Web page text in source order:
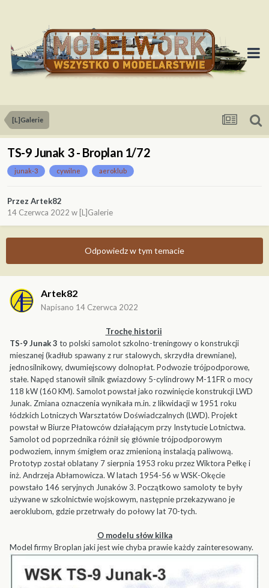
[L]Galerie
TS-9 Junak 3 - Broplan 1/72
junak-3 cywilne aeroklub
Przez Artek82
14 Czerwca 2022 w [L]Galerie
Odpowiedz w tym temacie
Artek82
Napisano 14 Czerwca 2022
Trochę historii
TS-9 Junak 3 to polski samolot szkolno-treningowy o konstrukcji
mieszanej (kadłub spawany z rur stalowych, skrzydła drewniane),
jednosilnikowy, dwumiejscowy dolnopłat. Podwozie trójpodporowe,
stałe. Napęd stanowił silnik gwiazdowy 5-cylindrowy M-11FR o mocy
118 kW (160 KM). Samolot powstał jako rozwinięcie konstrukcji LWD
Junak. Zmiana oznaczenia wynikała m.in. z likwidacji w 1951 roku
łódzkich Lotniczych Warsztatów Doświadczalnych (LWD). Projekt
powstał w Biurze Płatowców działającym przy Instytucie Lotnictwa.
Samolot od poprzednika różnił się głównie trójpodporowym
podwoziem, innym śmigłem oraz zmienioną instalacją paliwową.
Prototyp został oblatany 7 sierpnia 1953 roku przez Wiktora Pełkę i
inż. Andrzeja Abłamowicza. W latach 1954-56 w WSK-Okęcie
powstało 146 seryjnych Junaków 3. Początkowo samoloty te były
używane w szkolnictwie wojskowym, następnie przekazywano je
aeroklubom, gdzie przetrwały do połowy lat 70-tych.
O modelu słów kilka
Model firmy Broplan jaki jest wie chyba prawie każdy zainteresowany.